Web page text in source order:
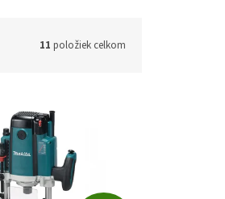
11 položiek celkom